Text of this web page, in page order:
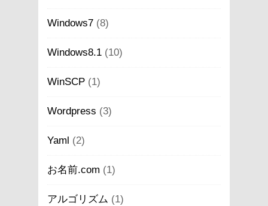
Windows7 (8)
Windows8.1 (10)
WinSCP (1)
Wordpress (3)
Yaml (2)
お名前.com (1)
アルゴリズム (1)